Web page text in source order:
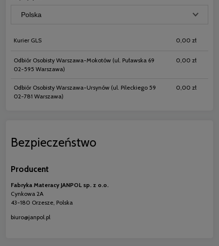
Kurier GLS 0,00 zł
Odbiór Osobisty Warszawa-Mokotów (ul. Puławska 69
02-595 Warszawa)
0,00 zł
Odbiór Osobisty Warszawa-Ursynów (ul. Pileckiego 59
02-781 Warszawa)
0,00 zł
Bezpieczeństwo
Producent
Fabryka Materacy JANPOL sp. z o.o.
Cynkowa 2A
43-180 Orzesze, Polska
biuro@janpol.pl